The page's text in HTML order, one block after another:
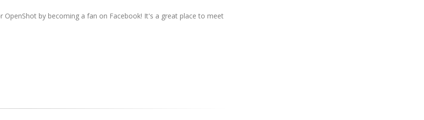
OpenShot by becoming a fan on Facebook! It's a great place to meet